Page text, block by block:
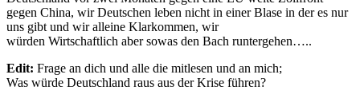
gegen China, wir Deutschen leben nicht in einer Blase in der es nur
uns gibt und wir alleine Klarkommen, wir
würden Wirtschaftlich aber sowas den Bach runtergehen…..
Edit: Frage an dich und alle die mitlesen und an mich;
Was würde Deutschland raus aus der Krise führen?